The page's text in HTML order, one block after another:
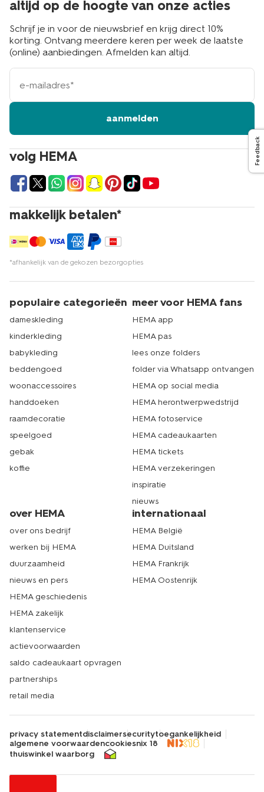
volg HEMA
makkelijk betalen*
*afhankelijk van de gekozen bezorgopties
altijd op de hoogte van onze acties
Schrijf je in voor de nieuwsbrief en krijg direct 10%
korting. Ontvang meerdere keren per week de laatste
(online) aanbiedingen. Afmelden kan altijd.
e-
mailadres
aanmelden
populaire categorieën
dameskleding
kinderkleding
babykleding
beddengoed
woonaccessoires
handdoeken
raamdecoratie
speelgoed
gebak
koffie
meer voor HEMA fans
HEMA app
HEMA pas
lees onze folders
folder via Whatsapp ontvangen
HEMA op social media
HEMA herontwerpwedstrijd
HEMA fotoservice
HEMA cadeaukaarten
HEMA tickets
HEMA verzekeringen
inspiratie
nieuws
over HEMA
over ons bedrijf
werken bij HEMA
duurzaamheid
nieuws en pers
HEMA geschiedenis
HEMA zakelijk
klantenservice
actievoorwaarden
saldo cadeaukaart opvragen
partnerships
retail media
internationaal
HEMA België
HEMA Duitsland
HEMA Frankrijk
HEMA Oostenrijk
privacy statementdisclaimersecuritytoegankelijkheid
algemene voorwaardencookiesnix 18
thuiswinkel waarborg
Feedback